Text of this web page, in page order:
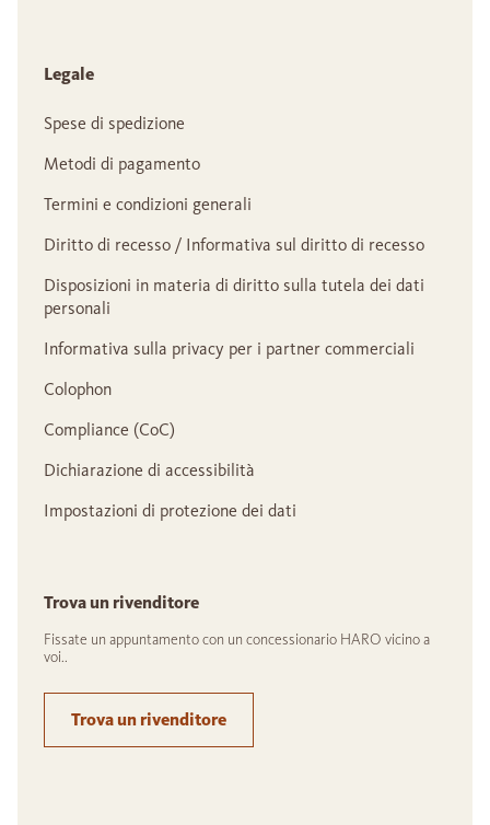
Legale
Spese di spedizione
Metodi di pagamento
Termini e condizioni generali
Diritto di recesso / Informativa sul diritto di recesso
Disposizioni in materia di diritto sulla tutela dei dati
personali
Informativa sulla privacy per i partner commerciali
Colophon
Compliance (CoC)
Dichiarazione di accessibilità
Impostazioni di protezione dei dati
Trova un rivenditore
Fissate un appuntamento con un concessionario HARO vicino a
voi..
Trova un rivenditore